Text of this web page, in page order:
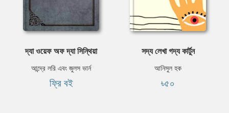
দ্যা ওয়েফ অফ দ্যা সিন্থিয়া
আন্দ্রে লরি এবং জুলস ভার্ন
ফ্রি বই
সদ্য লেখা গদ্য কার্টুন
আনিসুল হক
৳৫০